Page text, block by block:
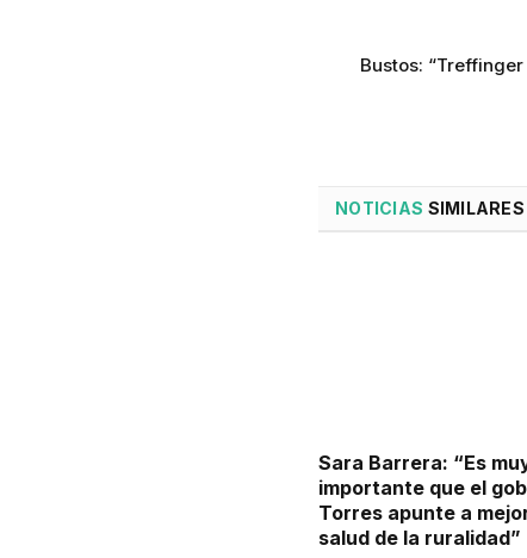
Bustos:
NOTICIAS SIMILARES
Sara Barrera: “Es
importante que el
Torres apunte a
salud de la ruralidad”